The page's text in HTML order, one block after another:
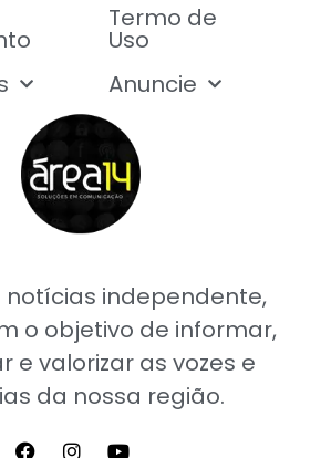
notícias independente,
o objetivo de informar,
e valorizar as vozes e
da nossa região.
Termo de
Uso
Anuncie